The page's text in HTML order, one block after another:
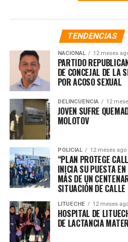
TENDENCIAS
NACIONAL 12 meses
PARTIDO
DE CONCEJAL DE LA
POR ACOSO SEXUAL
DELINCUENCIA 12
JOVEN SUFRE
MOLOTOV
POLICIAL 12 meses ago
“PLAN PROTEGE
INICIA SU PUESTA
MÁS DE UN
SITUACIÓN DE CALLE
LITUECHE 12 meses
HOSPITAL DE
DE LACTANCIA